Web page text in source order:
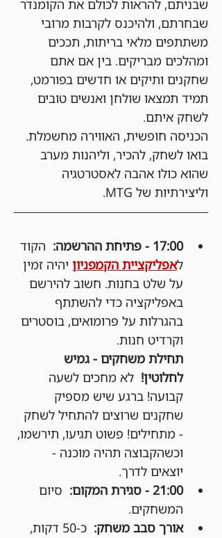
שבניתם, להראות לכולם את הקומנדר
שבחרתם, ולהיכנס לקרבות מרובי
משתתפים מלאי בריתות, תככים
ומהלכים מבריקים. בין אם אתם
שחקנים ותיקים או חדשים בפורמט,
תמיד תמצאו שולחן ואנשים טובים
לשחק איתם.
הכניסה חופשית, האווירה מחשמלת.
בואו לשחק, להכיר, וליהנות מערב
שהוא כולו אהבה לאסטרטגיה
וליצירתיות של MTG.
17:00 - פתיחת ההרשמה:
הקוד
לאפליקציית הקמפניון יהיה זמין
על שלט בחנות. חשוב להירשם
באפליקציה כדי להשתתף
בהגרלות על פרומואים, בוסטרים
וקרדיט חנות.
תחילת משחקים - גמיש
לחלוטין! לא מחכים לשעה
קבועה! ברגע שיש מספיק
שחקנים שרוצים להתחיל לשחק
- מתחילים! פשוט תגיעו, תירשמו,
וכשהקבוצה תהיה מוכנה -
יוצאים לדרך.
21:00 - סגירת המקום:
סיום
המשחקים.
אורך סבב משחק:
כ-50 דקות,